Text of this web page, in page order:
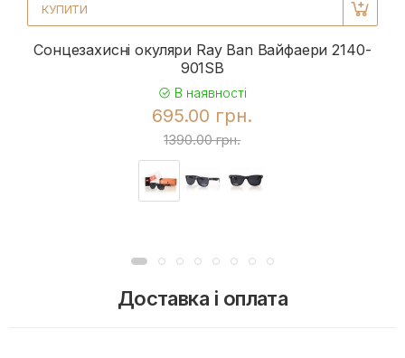
КУПИТИ
Сонцезахисні окуляри Ray Ban Вайфаери 2140-
901SB
В наявності
695.00 грн.
1390.00 грн.
Доставка і оплата